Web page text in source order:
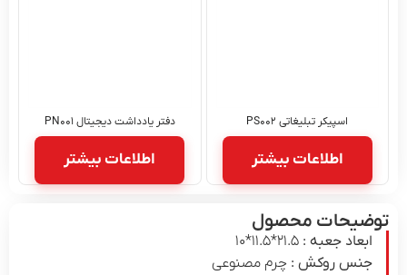
اسپیکر تبلیغاتی PS۰۰۲
اطلاعات بیشتر
دفتر یادداشت دیجیتال PN۰۰۱
اطلاعات بیشتر
توضیحات محصول
ابعاد جعبه :21.۵*۱۱.۵*۱۰
جنس روکش :چرم مصنوعی